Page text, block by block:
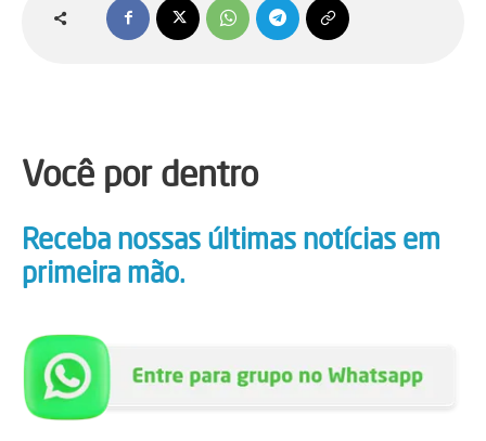
Você por dentro
Receba nossas últimas notícias em
primeira mão.